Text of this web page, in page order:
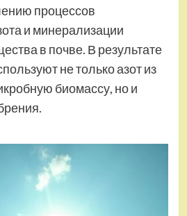
процессов
и минерализации
в почве. В результате
не только азот из
биомассу, но и